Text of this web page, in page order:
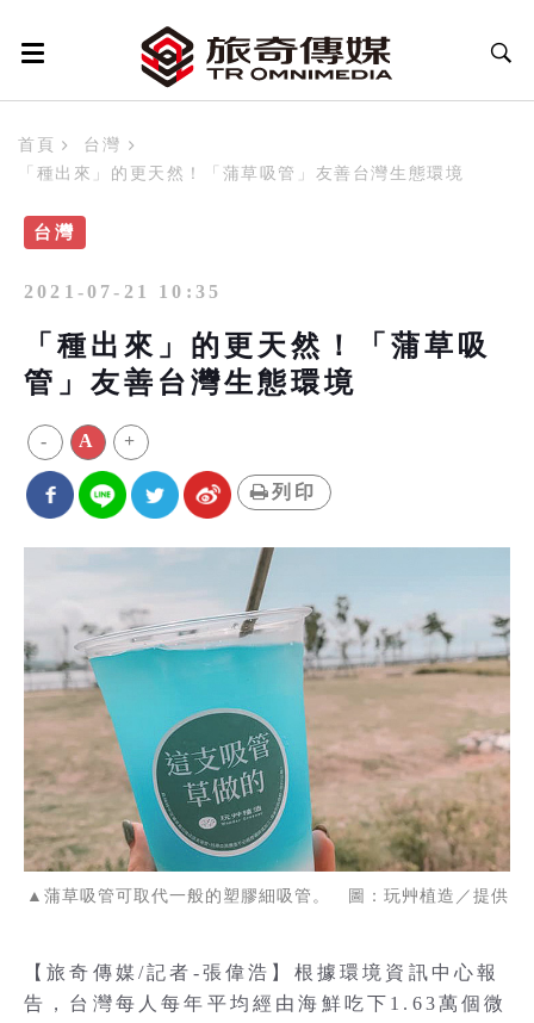
首頁
台灣
「種出來」的更天然！「蒲草吸管」友善台灣生態環境
台灣
2021-07-21 10:35
「種出來」的更天然！「蒲草吸
管」友善台灣生態環境
- A +
列印
▲蒲草吸管可取代一般的塑膠細吸管。 圖：玩艸植造／提供
【旅奇傳媒/記者-張偉浩】根據環境資訊中心報
告，台灣每人每年平均經由海鮮吃下1.63萬個微